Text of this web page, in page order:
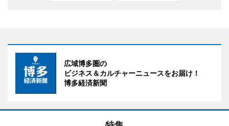
広域博多圏の
ビジネス＆カルチャーニュースをお届け！
博多経済新聞